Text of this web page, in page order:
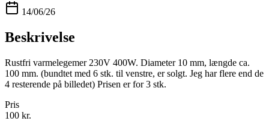
14/06/26
Beskrivelse
Rustfri varmelegemer 230V 400W. Diameter 10 mm, længde ca.
100 mm. (bundtet med 6 stk. til venstre, er solgt. Jeg har flere end de
4 resterende på billedet) Prisen er for 3 stk.
Pris
100 kr.